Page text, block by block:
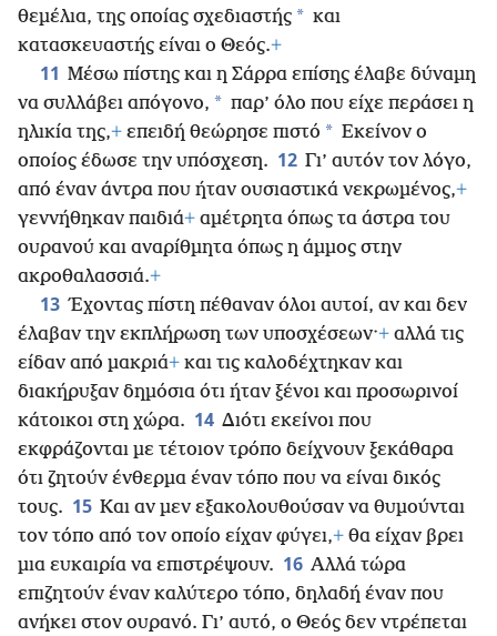
θεμέλια, της οποίας σχεδιαστής * και
κατασκευαστής είναι ο Θεός.+
11 Μέσω πίστης και η Σάρρα επίσης έλαβε δύναμη
να συλλάβει απόγονο, * παρ’ όλο που είχε περάσει η
ηλικία της,+ επειδή θεώρησε πιστό * Εκείνον ο
οποίος έδωσε την υπόσχεση. 12 Γι’ αυτόν τον λόγο,
από έναν άντρα που ήταν ουσιαστικά νεκρωμένος,+
γεννήθηκαν παιδιά+ αμέτρητα όπως τα άστρα του
ουρανού και αναρίθμητα όπως η άμμος στην
ακροθαλασσιά.+
13 Έχοντας πίστη πέθαναν όλοι αυτοί, αν και δεν
έλαβαν την εκπλήρωση των υποσχέσεων·+ αλλά τις
είδαν από μακριά+ και τις καλοδέχτηκαν και
διακήρυξαν δημόσια ότι ήταν ξένοι και προσωρινοί
κάτοικοι στη χώρα. 14 Διότι εκείνοι που
εκφράζονται με τέτοιον τρόπο δείχνουν ξεκάθαρα
ότι ζητούν ένθερμα έναν τόπο που να είναι δικός
τους. 15 Και αν μεν εξακολουθούσαν να θυμούνται
τον τόπο από τον οποίο είχαν φύγει,+ θα είχαν βρει
μια ευκαιρία να επιστρέψουν. 16 Αλλά τώρα
επιζητούν έναν καλύτερο τόπο, δηλαδή έναν που
ανήκει στον ουρανό. Γι’ αυτό, ο Θεός δεν ντρέπεται